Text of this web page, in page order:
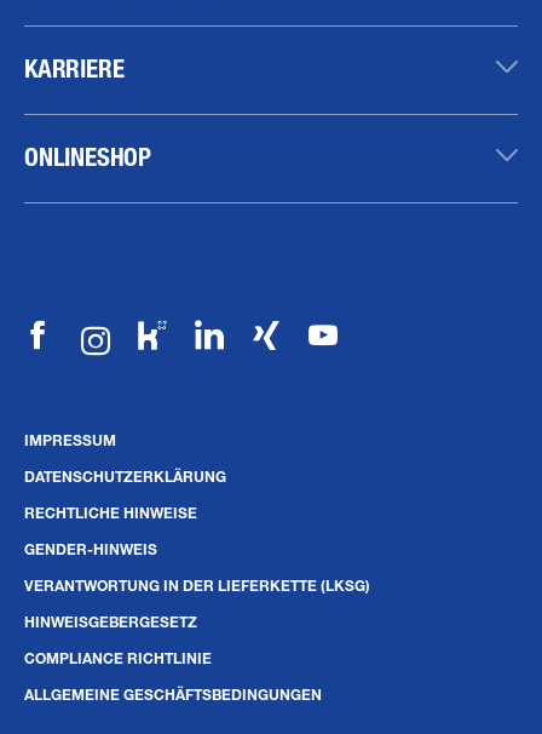
KARRIERE
ONLINESHOP
IMPRESSUM
DATENSCHUTZERKLÄRUNG
RECHTLICHE HINWEISE
GENDER-HINWEIS
VERANTWORTUNG IN DER LIEFERKETTE (LKSG)
HINWEISGEBERGESETZ
COMPLIANCE RICHTLINIE
ALLGEMEINE GESCHÄFTSBEDINGUNGEN